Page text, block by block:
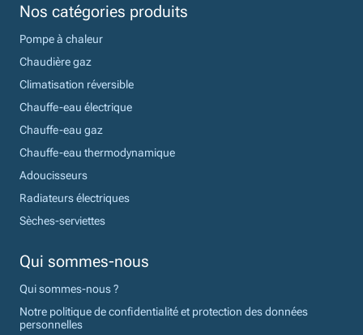
Nos catégories produits
Pompe à chaleur
Chaudière gaz
Climatisation réversible
Chauffe-eau électrique
Chauffe-eau gaz
Chauffe-eau thermodynamique
Adoucisseurs
Radiateurs électriques
Sèches-serviettes
Qui sommes-nous
Qui sommes-nous ?
Notre politique de confidentialité et protection des données
personnelles